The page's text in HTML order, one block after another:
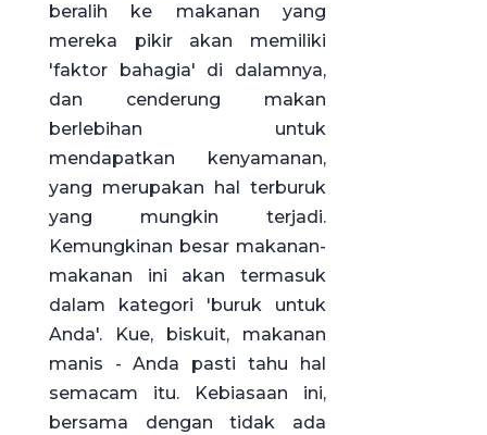
beralih ke makanan yang
mereka pikir akan memiliki
'faktor bahagia' di dalamnya,
dan cenderung makan
berlebihan untuk
mendapatkan kenyamanan,
yang merupakan hal terburuk
yang mungkin terjadi.
Kemungkinan besar makanan-
makanan ini akan termasuk
dalam kategori 'buruk untuk
Anda'. Kue, biskuit, makanan
manis - Anda pasti tahu hal
semacam itu. Kebiasaan ini,
bersama dengan tidak ada